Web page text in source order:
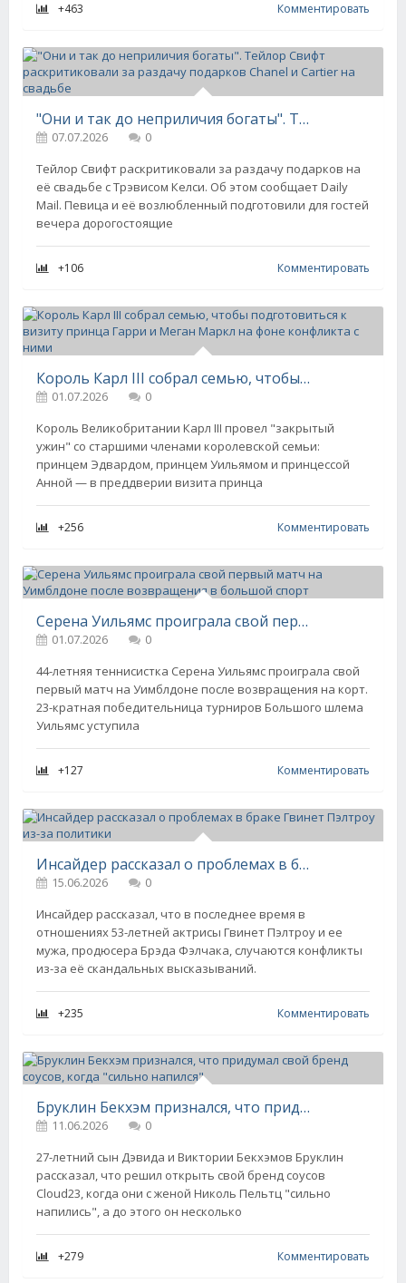
+463 Комментировать
"Они и так до неприличия богаты". Тейлор Свифт раскритиковали за раздачу подарков Chanel и Cartier на свадьбе
07.07.2026
0
Тейлор Свифт раскритиковали за раздачу подарков на
её свадьбе с Трэвисом Келси. Об этом сообщает Daily
Mail. Певица и её возлюбленный подготовили для гостей
вечера дорогостоящие
+106 Комментировать
Король Карл III собрал семью, чтобы подготовиться к визиту принца Гарри и Меган Маркл на фоне конфликта с ними
01.07.2026
0
Король Великобритании Карл III провел "закрытый
ужин" со старшими членами королевской семьи:
принцем Эдвардом, принцем Уильямом и принцессой
Анной — в преддверии визита принца
+256 Комментировать
Серена Уильямс проиграла свой первый матч на Уимблдоне после возвращения в большой спорт
01.07.2026
0
44-летняя теннисистка Серена Уильямс проиграла свой
первый матч на Уимблдоне после возвращения на корт.
23-кратная победительница турниров Большого шлема
Уильямс уступила
+127 Комментировать
Инсайдер рассказал о проблемах в браке Гвинет Пэлтроу из-за политики
15.06.2026
0
Инсайдер рассказал, что в последнее время в
отношениях 53-летней актрисы Гвинет Пэлтроу и ее
мужа, продюсера Брэда Фэлчака, случаются конфликты
из-за её скандальных высказываний.
+235 Комментировать
Бруклин Бекхэм признался, что придумал свой бренд соусов, когда "сильно напился"
11.06.2026
0
27-летний сын Дэвида и Виктории Бекхэмов Бруклин
рассказал, что решил открыть свой бренд соусов
Cloud23, когда они с женой Николь Пельтц "сильно
напились", а до этого он несколько
+279 Комментировать